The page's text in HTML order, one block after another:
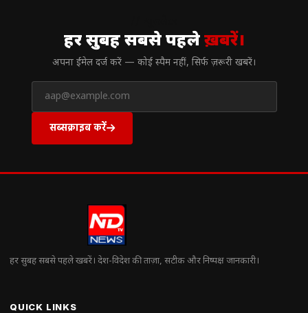
हर सुबह सबसे पहलेख़बरें।
अपना ईमेल दर्ज करें — कोई स्पैम नहीं, सिर्फ ज़रूरी खबरें।
सब्सक्राइब करें
हर सुबह सबसे पहले खबरें। देश-विदेश की ताज़ा, सटीक और निष्पक्ष जानकारी।
QUICK LINKS